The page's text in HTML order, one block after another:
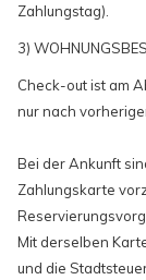
Zahlungstag).
3)
Check-out ist am
nur nach
Bei der Ankunft
Zahlungskarte
Mit derselben
und die